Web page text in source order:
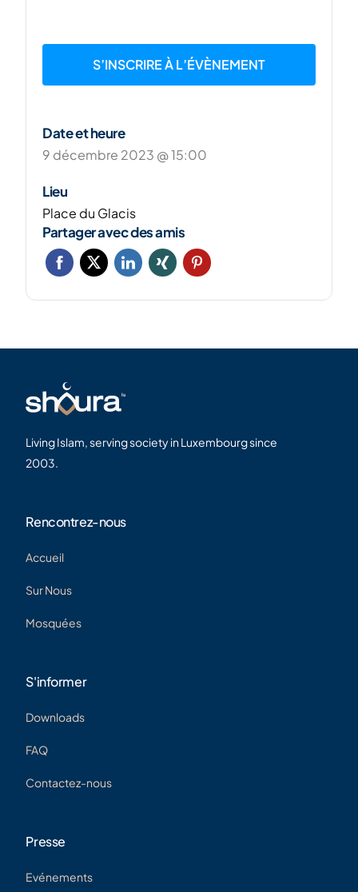
S’INSCRIRE À L’ÉVÈNEMENT
Date et heure
9 décembre 2023 @ 15:00
Lieu
Place du Glacis
Partager avec des amis
Living Islam, serving society in Luxembourg since
2003.
Rencontrez-nous
Accueil
Sur Nous
Mosquées
S'informer
Downloads
FAQ
Contactez-nous
Presse
Evénements